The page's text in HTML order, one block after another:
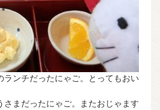
ランチだったにゃご。とってもおい
さまだったにゃご。またおじゃます